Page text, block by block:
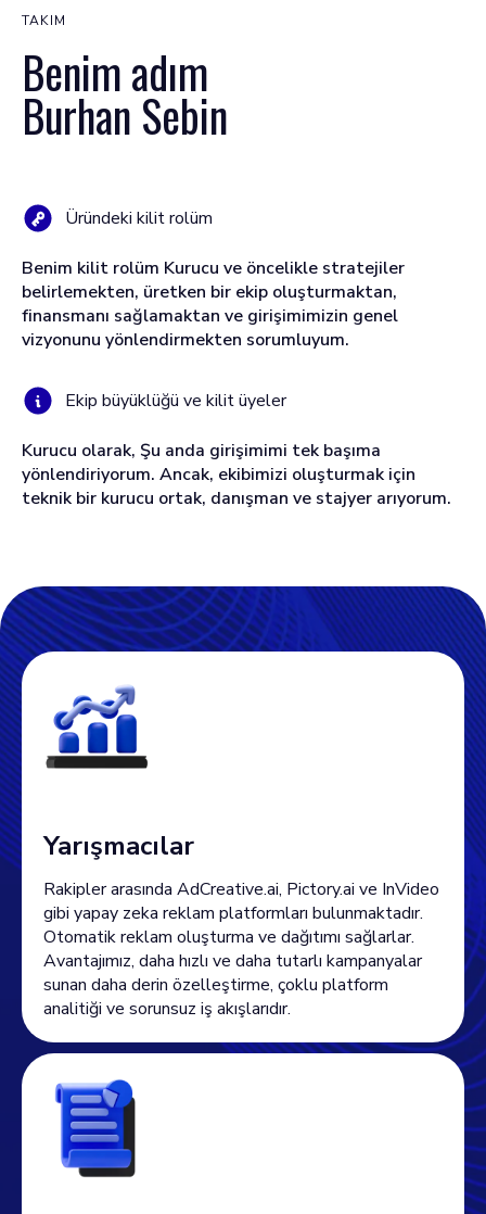
TAKIM
Benim adım
Burhan Sebin
Üründeki kilit rolüm
Benim kilit rolüm Kurucu ve öncelikle stratejiler
belirlemekten, üretken bir ekip oluşturmaktan,
finansmanı sağlamaktan ve girişimimizin genel
vizyonunu yönlendirmekten sorumluyum.
Ekip büyüklüğü ve kilit üyeler
Kurucu olarak, Şu anda girişimimi tek başıma
yönlendiriyorum. Ancak, ekibimizi oluşturmak için
teknik bir kurucu ortak, danışman ve stajyer arıyorum.
Yarışmacılar
Rakipler arasında AdCreative.ai, Pictory.ai ve InVideo
gibi yapay zeka reklam platformları bulunmaktadır.
Otomatik reklam oluşturma ve dağıtımı sağlarlar.
Avantajımız, daha hızlı ve daha tutarlı kampanyalar
sunan daha derin özelleştirme, çoklu platform
analitiği ve sorunsuz iş akışlarıdır.